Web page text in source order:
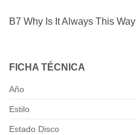
B7 Why Is It Always This Way
FICHA TÉCNICA
Año
Estilo
Estado Disco